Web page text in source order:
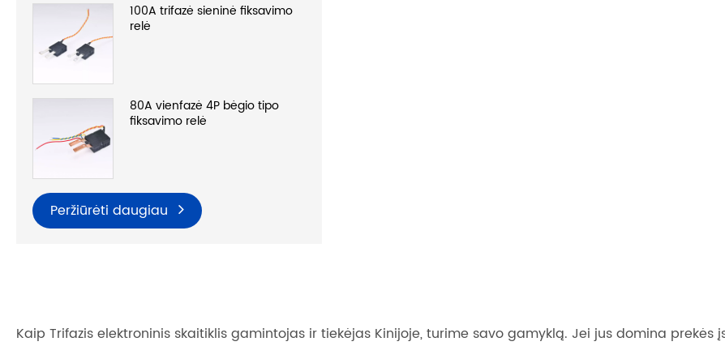
100A trifazė sieninė fiksavimo
relė
80A vienfazė 4P bėgio tipo
fiksavimo relė
Peržiūrėti daugiau
Kaip Trifazis elektroninis skaitiklis gamintojas ir tiekėjas Kinijoje, turime savo gamyklą. Jei jus domina prekės